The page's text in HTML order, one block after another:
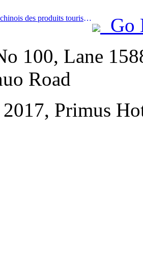
Prev:Le Concours chinois des produits touristiques s'est tenu avec succès à Xiangtan, dans le Hunan.
Go
100, Lane
Road
Primus